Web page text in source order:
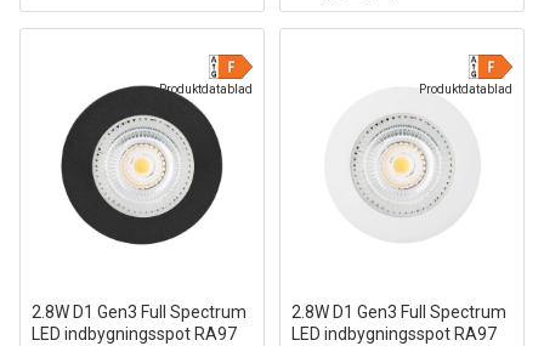
2700K, Hvid
2700K, Hvid
Produktdatablad
2.8W D1 Gen3 Full Spectrum
LED indbygningsspot RA97
Produktdatablad
2.8W D1 Gen3 Full Spectrum
LED indbygningsspot RA97